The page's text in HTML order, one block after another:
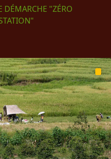
DÉMARCHE "ZÉRO